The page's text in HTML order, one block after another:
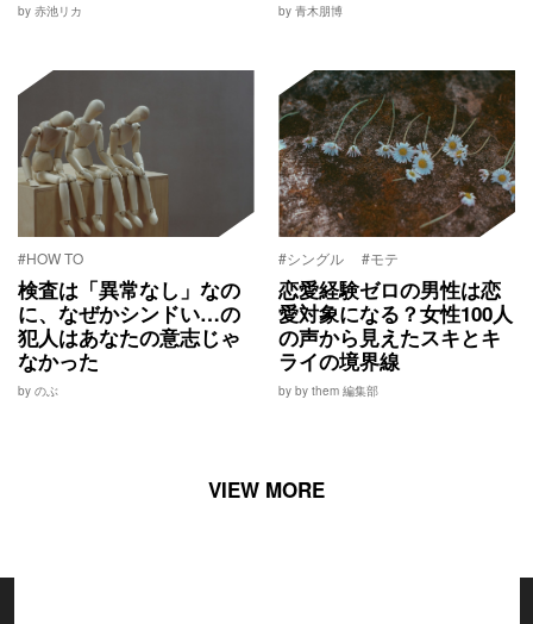
by 赤池リカ by 青木朋博
#HOW TO
検査は「異常なし」なの
に、なぜかシンドい…の
犯人はあなたの意志じゃ
なかった
by のぶ
#シングル #モテ
恋愛経験ゼロの男性は恋
愛対象になる？女性100人
の声から見えたスキとキ
ライの境界線
by by them 編集部
VIEW MORE